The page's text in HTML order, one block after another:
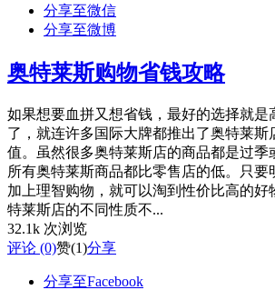
分享至微信
分享至微博
奥特莱斯购物省钱攻略
如果想要血拼又想省钱，最好的选择就是
了，就连许多国际大牌都推出了奥特莱斯
值。虽然很多奥特莱斯店的商品都是过季
所有奥特莱斯商品都比零售店的低。只要
加上理智购物，就可以淘到性价比高的好
特莱斯店的不同性质不...
32.1k 次浏览
评论 (0)赞(1)分享
分享至Facebook